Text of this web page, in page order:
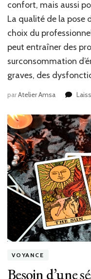
confort, mais aussi
La qualité de la pose
choix du
peut entraîner des
surconsommation
graves, des
parAtelier Amsa
VOYANCE
Besoin d’une